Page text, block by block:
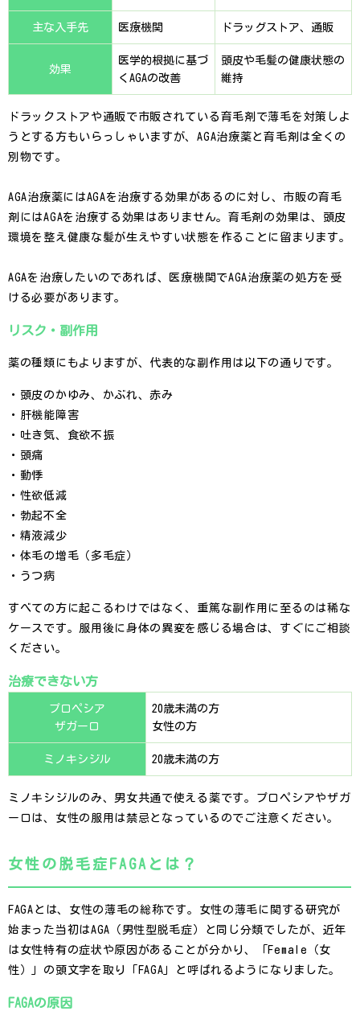
主な入手先 医療機関 ドラッグストア、通販
効果
医学的根拠に基づ
くAGAの改善
頭皮や毛髪の健康状態の
維持
ドラックストアや通販で市販されている育毛剤で薄毛を対策しよ
うとする方もいらっしゃいますが、AGA治療薬と育毛剤は全くの
別物です。
AGA治療薬にはAGAを治療する効果があるのに対し、市販の育毛
剤にはAGAを治療する効果はありません。育毛剤の効果は、頭皮
環境を整え健康な髪が生えやすい状態を作ることに留まります。
AGAを治療したいのであれば、医療機関でAGA治療薬の処方を受
ける必要があります。
リスク・副作用
薬の種類にもよりますが、代表的な副作用は以下の通りです。
・頭皮のかゆみ、かぶれ、赤み
・肝機能障害
・吐き気、食欲不振
・頭痛
・動悸
・性欲低減
・勃起不全
・精液減少
・体毛の増毛（多毛症）
・うつ病
すべての方に起こるわけではなく、重篤な副作用に至るのは稀な
ケースです。服用後に身体の異変を感じる場合は、すぐにご相談
ください。
治療できない方
プロペシア
ザガーロ
20歳未満の方
女性の方
ミノキシジル 20歳未満の方
ミノキシジルのみ、男女共通で使える薬です。プロペシアやザガ
ーロは、女性の服用は禁忌となっているのでご注意ください。
女性の脱毛症FAGAとは？
FAGAとは、女性の薄毛の総称です。女性の薄毛に関する研究が
始まった当初はAGA（男性型脱毛症）と同じ分類でしたが、近年
は女性特有の症状や原因があることが分かり、「Female（女
性）」の頭文字を取り「FAGA」と呼ばれるようになりました。
FAGAの原因